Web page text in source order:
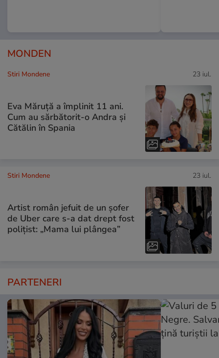
MONDEN
Stiri Mondene 23 iul.
Eva Măruță a împlinit 11 ani.
Cum au sărbătorit-o Andra și
Cătălin în Spania
Stiri Mondene 23 iul.
Artist român jefuit de un șofer
de Uber care s-a dat drept fost
polițist: „Mama lui plângea”
PARTENERI